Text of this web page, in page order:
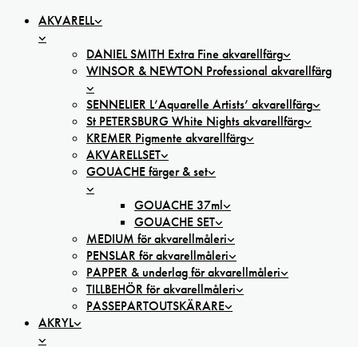
AKVARELL
DANIEL SMITH Extra Fine akvarellfärg
WINSOR & NEWTON Professional akvarellfärg
SENNELIER L’Aquarelle Artists’ akvarellfärg
St PETERSBURG White Nights akvarellfärg
KREMER Pigmente akvarellfärg
AKVARELLSET
GOUACHE färger & set
GOUACHE 37ml
GOUACHE SET
MEDIUM för akvarellmåleri
PENSLAR för akvarellmåleri
PAPPER & underlag för akvarellmåleri
TILLBEHÖR för akvarellmåleri
PASSEPARTOUTSKÄRARE
AKRYL